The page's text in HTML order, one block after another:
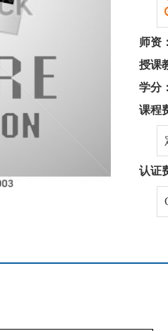
师资：
授课
学分：
课程
认证